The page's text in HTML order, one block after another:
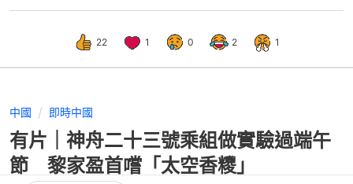
22 1 0 2 1
中國 即時中國
有片｜神舟二十三號乘組做實驗過端午
節 黎家盈首嚐「太空香糭」